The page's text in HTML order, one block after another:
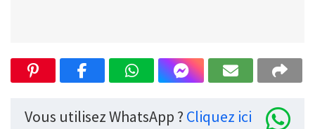
Vous utilisez WhatsApp ? Cliquez ici